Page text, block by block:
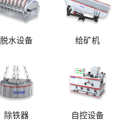
脱水设备 给矿机
除铁器 自控设备